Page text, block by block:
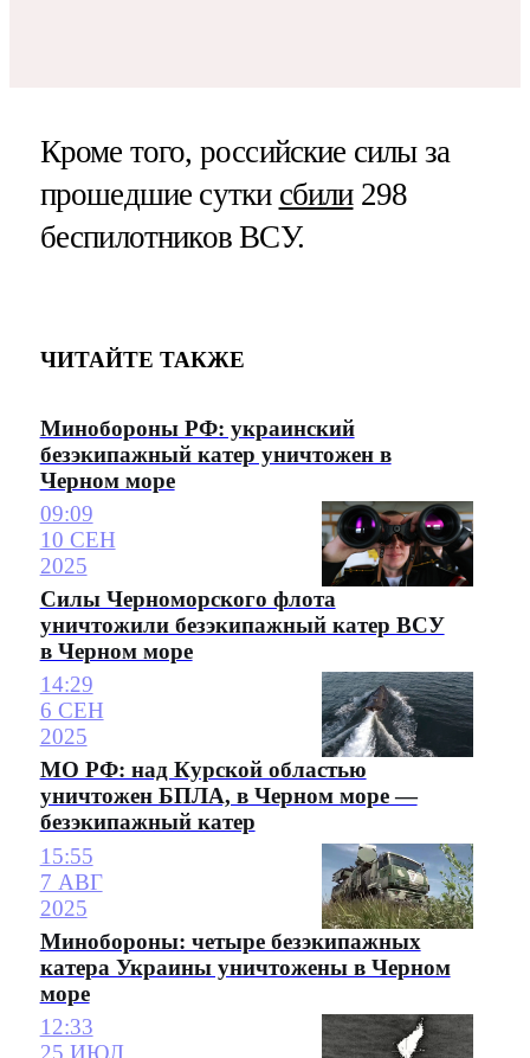
Кроме того, российские силы за
прошедшие сутки сбили298
беспилотников ВСУ.
ЧИТАЙТЕ ТАКЖЕ
Минобороны РФ: украинский
безэкипажный катер уничтожен в
Черном море
09:09
10 СЕН
2025
Силы Черноморского флота
уничтожили безэкипажный катер ВСУ
в Черном море
14:29
6 СЕН
2025
МО РФ: над Курской областью
уничтожен БПЛА, в Черном море —
безэкипажный катер
15:55
7 АВГ
2025
Минобороны: четыре безэкипажных
катера Украины уничтожены в Черном
море
12:33
25 ИЮЛ